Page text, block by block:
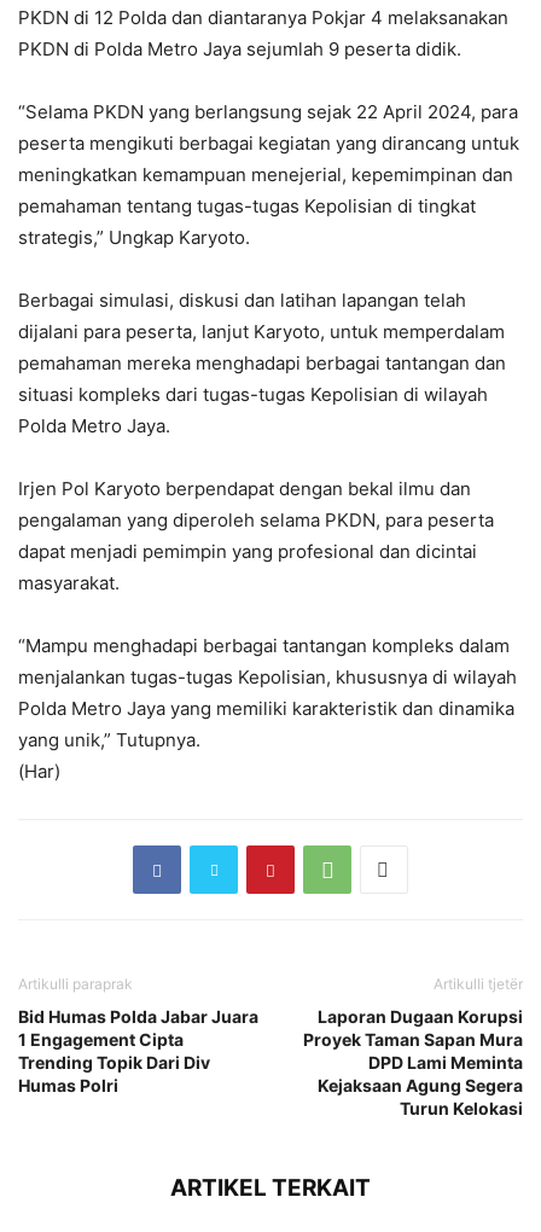
PKDN di 12 Polda dan diantaranya Pokjar 4 melaksanakan
PKDN di Polda Metro Jaya sejumlah 9 peserta didik.
“Selama PKDN yang berlangsung sejak 22 April 2024, para
peserta mengikuti berbagai kegiatan yang dirancang untuk
meningkatkan kemampuan menejerial, kepemimpinan dan
pemahaman tentang tugas-tugas Kepolisian di tingkat
strategis,” Ungkap Karyoto.
Berbagai simulasi, diskusi dan latihan lapangan telah
dijalani para peserta, lanjut Karyoto, untuk memperdalam
pemahaman mereka menghadapi berbagai tantangan dan
situasi kompleks dari tugas-tugas Kepolisian di wilayah
Polda Metro Jaya.
Irjen Pol Karyoto berpendapat dengan bekal ilmu dan
pengalaman yang diperoleh selama PKDN, para peserta
dapat menjadi pemimpin yang profesional dan dicintai
masyarakat.
“Mampu menghadapi berbagai tantangan kompleks dalam
menjalankan tugas-tugas Kepolisian, khususnya di wilayah
Polda Metro Jaya yang memiliki karakteristik dan dinamika
yang unik,” Tutupnya.
(Har)
Artikulli paraprak
Bid Humas Polda Jabar Juara
1 Engagement Cipta
Trending Topik Dari Div
Humas Polri
Artikulli tjetër
Laporan Dugaan Korupsi
Proyek Taman Sapan Mura
DPD Lami Meminta
Kejaksaan Agung Segera
Turun Kelokasi
ARTIKEL TERKAIT